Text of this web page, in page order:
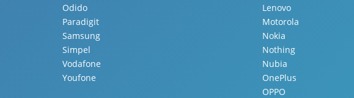
Odido
Paradigit
Samsung
Simpel
Vodafone
Youfone
Lenovo
Motorola
Nokia
Nothing
Nubia
OnePlus
OPPO